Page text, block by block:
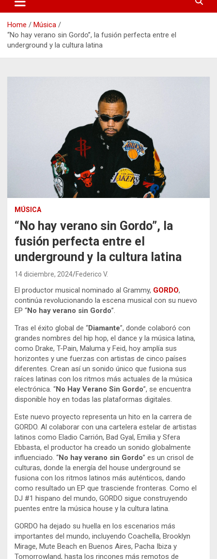
Home
Música
“No hay verano sin Gordo”, la fusión perfecta entre el
underground y la cultura latina
MÚSICA
“No hay verano sin Gordo”, la
fusión perfecta entre el
underground y la cultura latina
14 diciembre, 2024 Federico V.
El productor musical nominado al Grammy, GORDO,
continúa revolucionando la escena musical con su nuevo
EP “No hay verano sin Gordo”.
Tras el éxito global de “Diamante”, donde colaboró con
grandes nombres del hip hop, el dance y la música latina,
como Drake, T-Pain, Maluma y Feid, hoy amplía sus
horizontes y une fuerzas con artistas de cinco países
diferentes. Crean así un sonido único que fusiona sus
raíces latinas con los ritmos más actuales de la música
electrónica. “No Hay Verano Sin Gordo”, se encuentra
disponible hoy en todas las plataformas digitales.
Este nuevo proyecto representa un hito en la carrera de
GORDO. Al colaborar con una cartelera estelar de artistas
latinos como Eladio Carrión, Bad Gyal, Emilia y Sfera
Ebbasta, el productor ha creado un sonido globalmente
influenciado. “No hay verano sin Gordo” es un crisol de
culturas, donde la energía del house underground se
fusiona con los ritmos latinos más auténticos, dando
como resultado un EP que trasciende fronteras. Como el
DJ #1 hispano del mundo, GORDO sigue construyendo
puentes entre la música house y la cultura latina.
GORDO ha dejado su huella en los escenarios más
importantes del mundo, incluyendo Coachella, Brooklyn
Mirage, Mute Beach en Buenos Aires, Pacha Ibiza y
Tomorrowland, hasta los rincones más remotos de